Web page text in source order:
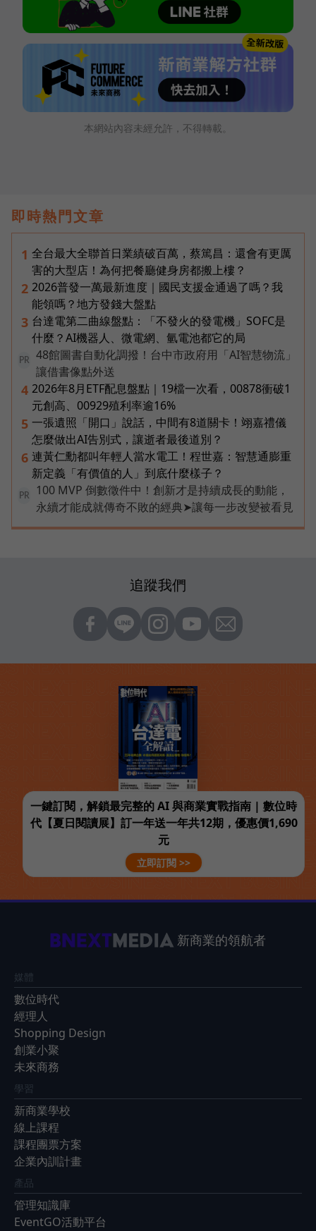
本網站內容未經允許，不得轉載。
即時熱門文章
1 全台最大全聯首日業績破百萬，蔡篤昌：還會有更厲
害的大型店！為何把餐廳健身房都搬上樓？
2 2026普發一萬最新進度｜國民支援金通過了嗎？我
能領嗎？地方發錢大盤點
3 台達電第二曲線盤點：「不發火的發電機」SOFC是
什麼？AI機器人、微電網、氫電池都它的局
PR
48館圖書自動化調撥！台中市政府用「AI智慧物流」
讓借書像點外送
4 2026年8月ETF配息盤點｜19檔一次看，00878衝破1
元創高、00929殖利率逾16%
5 一張遺照「開口」說話，中間有8道關卡！翊嘉禮儀
怎麼做出AI告別式，讓逝者最後道別？
6 連黃仁勳都叫年輕人當水電工！程世嘉：智慧通膨重
新定義「有價值的人」到底什麼樣子？
PR
100 MVP 倒數徵件中！創新才是持續成長的動能，
永續才能成就傳奇不敗的經典➤讓每一步改變被看見
追蹤我們
一鍵訂閱，解鎖最完整的 AI 與商業實戰指南 | 數位時
代【夏日閱讀展】訂一年送一年共12期，優惠價1,690
元
立即訂閱 >>
新商業的領航者
媒體
數位時代
經理人
Shopping Design
創業小聚
未來商務
學習
新商業學校
線上課程
課程團票方案
企業內訓計畫
產品
管理知識庫
EventGO活動平台